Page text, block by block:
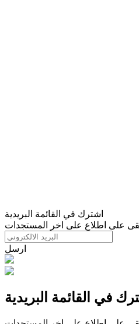
اشترك في القائمة البريدية
على اطلاع على اخر المستجدات
ارسل
في القائمة البريدية